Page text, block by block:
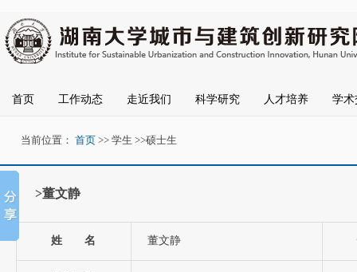
首页 工作动态 走近我们 科学研究 人才培养 学术
当前位置： 首页 >> 学生 >>硕士生
>董文静
姓 名 董文静